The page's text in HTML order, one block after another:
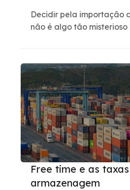
Decidir pela importação
não é algo tão misterioso
Free time e as
armazenagem